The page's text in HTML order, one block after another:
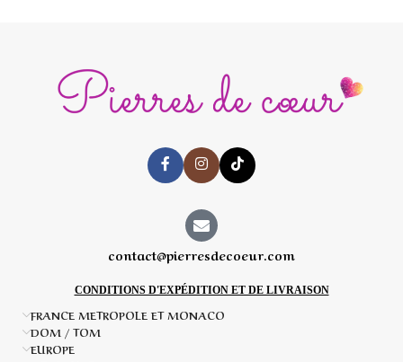
contact@pierresdecoeur.com
CONDITIONS D'EXPÉDITION ET DE LIVRAISON
FRANCE METROPOLE ET MONACO
DOM / TOM
EUROPE